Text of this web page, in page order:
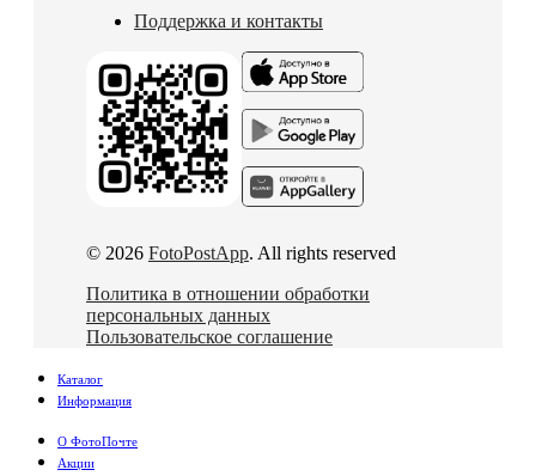
Поддержка и контакты
© 2026 FotoPostApp. All rights reserved
Политика в отношении обработки
персональных данных
Пользовательское соглашение
Каталог
Информация
О ФотоПочте
Акции